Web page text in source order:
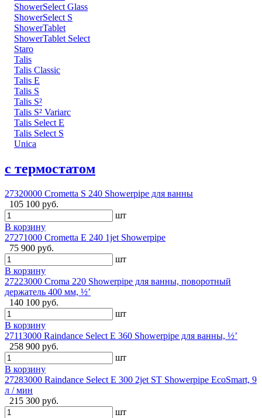
ShowerSelect Glass
ShowerSelect S
ShowerTablet
ShowerTablet Select
Staro
Talis
Talis Classic
Talis E
Talis S
Talis S²
Talis S² Variarc
Talis Select E
Talis Select S
Unica
с термостатом
27320000 Crometta S 240 Showerpipe для ванны
105 100 руб.
шт
В корзину
27271000 Crometta Е 240 1jet Showerpipe
75 900 руб.
шт
В корзину
27223000 Croma 220 Showerpipe для ванны, поворотный
держатель 400 мм, ½’
140 100 руб.
шт
В корзину
27113000 Raindance Select E 360 Showerpipe для ванны, ½’
258 900 руб.
шт
В корзину
27283000 Raindance Select E 300 2jet ST Showerpipe EcoSmart, 9
л / мин
215 300 руб.
шт